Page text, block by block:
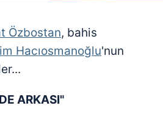
Özbostan, bahis
Hacıosmanoğlu'nun
ARKASI"